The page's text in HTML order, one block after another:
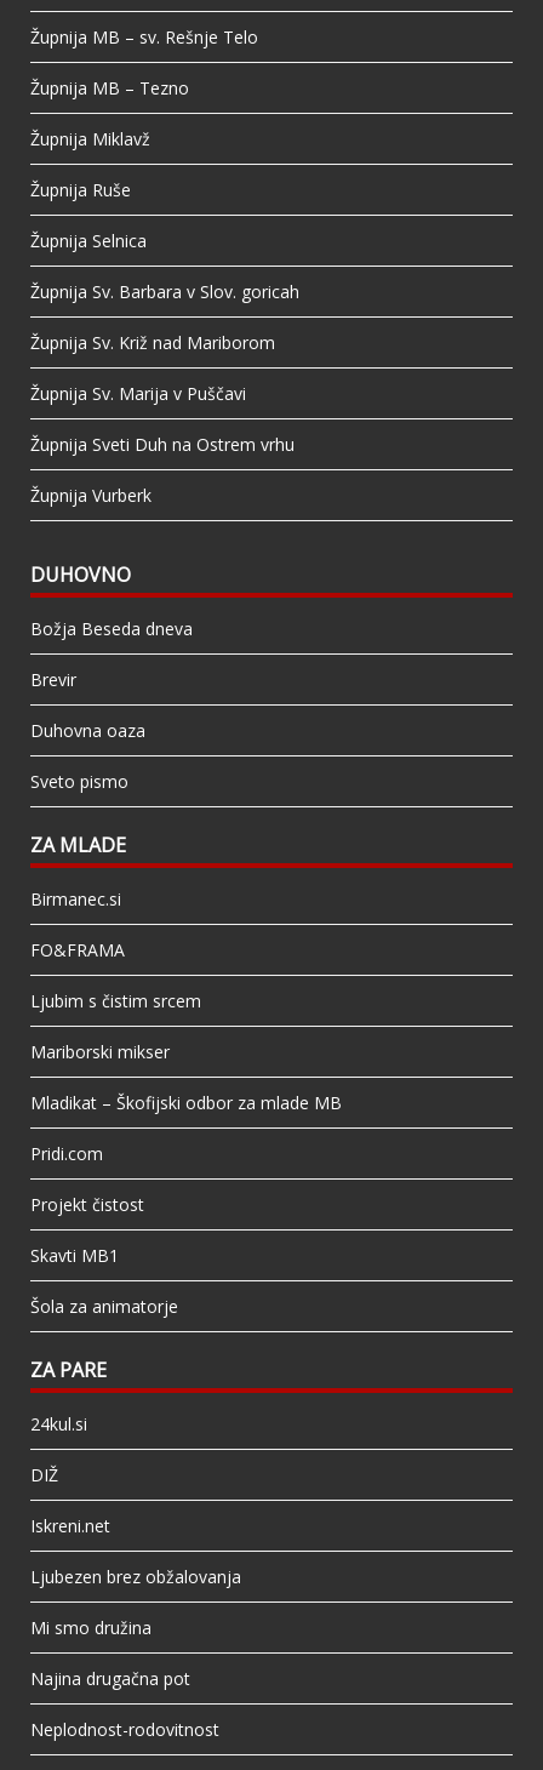
Župnija MB – sv. Rešnje Telo
Župnija MB – Tezno
Župnija Miklavž
Župnija Ruše
Župnija Selnica
Župnija Sv. Barbara v Slov. goricah
Župnija Sv. Križ nad Mariborom
Župnija Sv. Marija v Puščavi
Župnija Sveti Duh na Ostrem vrhu
Župnija Vurberk
DUHOVNO
Božja Beseda dneva
Brevir
Duhovna oaza
Sveto pismo
ZA MLADE
Birmanec.si
FO&FRAMA
Ljubim s čistim srcem
Mariborski mikser
Mladikat – Škofijski odbor za mlade MB
Pridi.com
Projekt čistost
Skavti MB1
Šola za animatorje
ZA PARE
24kul.si
DIŽ
Iskreni.net
Ljubezen brez obžalovanja
Mi smo družina
Najina drugačna pot
Neplodnost-rodovitnost